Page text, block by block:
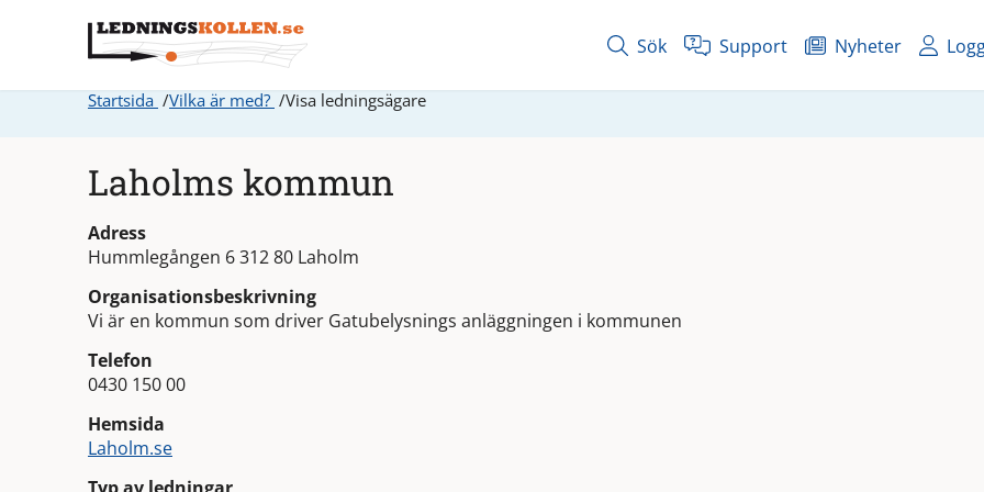
Sök Support Nyheter
Startsida Vilka är med? Visa ledningsägare
Laholms kommun
Adress
Hummlegången 6 312 80 Laholm
Organisationsbeskrivning
Vi är en kommun som driver Gatubelysnings anläggningen i kommunen
Telefon
0430 150 00
Hemsida
Laholm.se